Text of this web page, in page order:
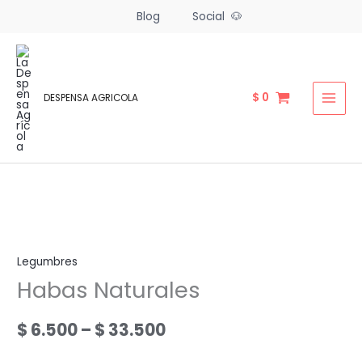
contenido
Blog Social 🐶
DESPENSA AGRICOLA $ 0
Legumbres
Habas Naturales
$ 6.500– $ 33.500Price